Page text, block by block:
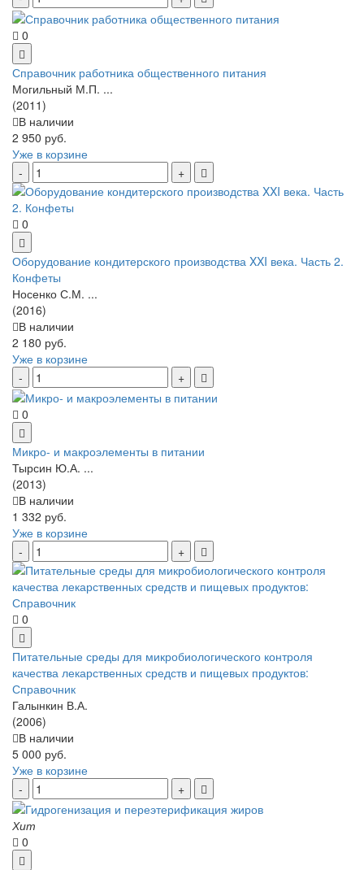
0
Справочник работника общественного питания
Могильный М.П. ...
(2011)
В наличии
2 950 руб.
Уже в корзине
0
Оборудование кондитерского производства XXI века. Часть 2.
Конфеты
Носенко С.М. ...
(2016)
В наличии
2 180 руб.
Уже в корзине
0
Микро- и макроэлементы в питании
Тырсин Ю.А. ...
(2013)
В наличии
1 332 руб.
Уже в корзине
0
Питательные среды для микробиологического контроля
качества лекарственных средств и пищевых продуктов:
Справочник
Галынкин В.А.
(2006)
В наличии
5 000 руб.
Уже в корзине
Хит
0